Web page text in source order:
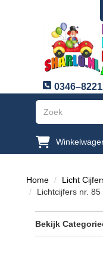
Home Licht
Lichtcijfers nr. 85
Bekijk